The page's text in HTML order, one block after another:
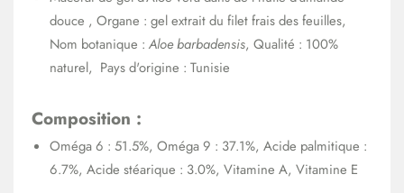
douce , Organe : gel extrait du filet frais des feuilles,
Nom botanique : Aloe barbadensis, Qualité : 100%
naturel, Pays d'origine : Tunisie
Composition :
Oméga 6 : 51.5%, Oméga 9 : 37.1%, Acide palmitique :
6.7%, Acide stéarique : 3.0%, Vitamine A, Vitamine E